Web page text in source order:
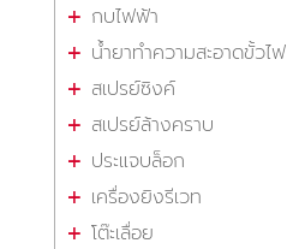
กบไฟฟ้า
น้ำยาทำความสะอาดขั้วไฟ
สเปรย์ซิงค์
สเปรย์ล้างคราบ
ประแจบล็อก
เครื่องยิงรีเวท
โต๊ะเลื่อย